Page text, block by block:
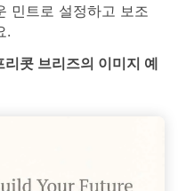
민트로 설정하고 보조
.
콧 브리즈의 이미지 예